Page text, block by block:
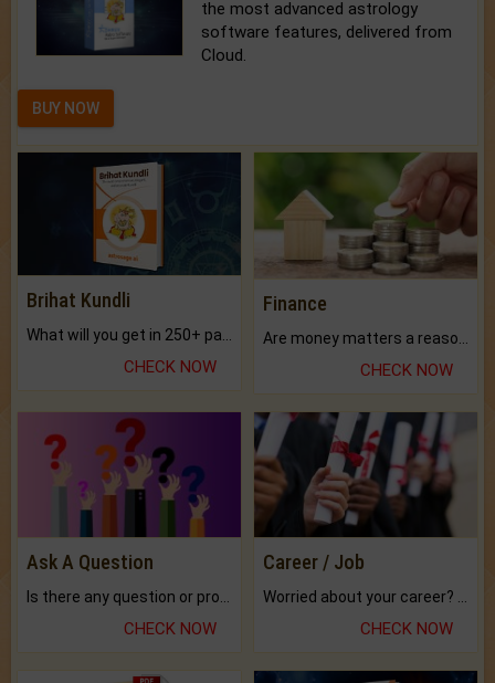
the most advanced astrology
software features, delivered from
Cloud.
BUY NOW
Brihat Kundli
CHECK NOW
Finance
CHECK NOW
Ask A Question
CHECK NOW
Career / Job
CHECK NOW